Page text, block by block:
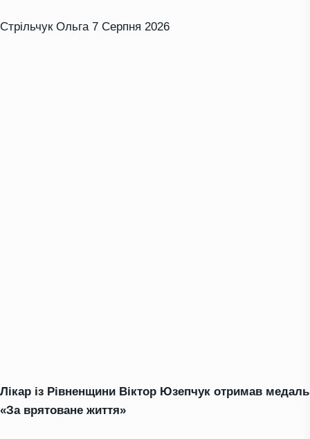
Стрільчук Ольга 7 Серпня 2026
Лікар із Рівненщини Віктор Юзепчук отримав медаль
«За врятоване життя»